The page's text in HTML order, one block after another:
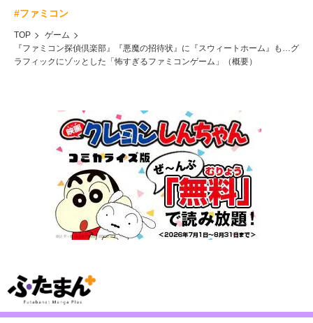
#ファミコン
TOP
ゲーム
『ファミコン探偵倶楽部』『悪魔の招待状』に『スウィートホーム』も…グ
ラフィックにゾッとした「怖すぎるファミコンゲーム」（概要）